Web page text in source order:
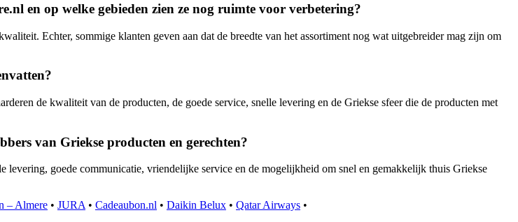
en op welke gebieden zien ze nog ruimte voor verbetering?
Echter, sommige klanten geven aan dat de breedte van het assortiment nog wat uitgebreider mag zijn om
de kwaliteit van de producten, de goede service, snelle levering en de Griekse sfeer die de producten met
van Griekse producten en gerechten?
goede communicatie, vriendelijke service en de mogelijkheid om snel en gemakkelijk thuis Griekse
– Almere • JURA• Cadeaubon.nl • Daikin Belux • Qatar Airways •